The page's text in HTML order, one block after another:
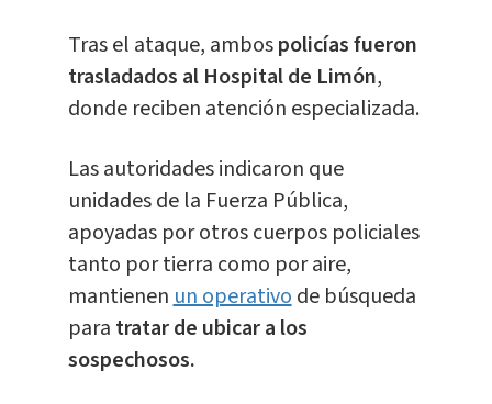
​Tras el ataque, ambospolicías fueron
trasladados al Hospital de Limón,
donde reciben atención especializada.
Las autoridades indicaron que
unidades de la Fuerza Pública,
apoyadas por otros cuerpos policiales
tanto por tierra como por aire,
mantienenun operativode búsqueda
para tratar de ubicar a los
sospechosos.